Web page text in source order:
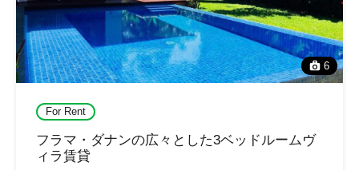
6
For Rent
フラマ・ダナンの広々とした3ベッドルームヴ
ィラ賃貸